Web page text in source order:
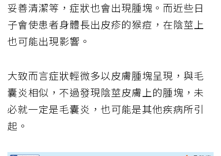
妥善清潔等，症狀也會出現腫塊。而近些日
子會使患者身體長出皮疹的猴痘，在陰莖上
也可能出現影響。
大致而言症狀輕微多以皮膚腫塊呈現，與毛
囊炎相似，不過發現陰莖皮膚上的腫塊，未
必就一定是毛囊炎，也可能是其他疾病所引
起。